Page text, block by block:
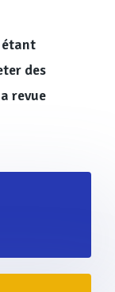
étant
des
revue